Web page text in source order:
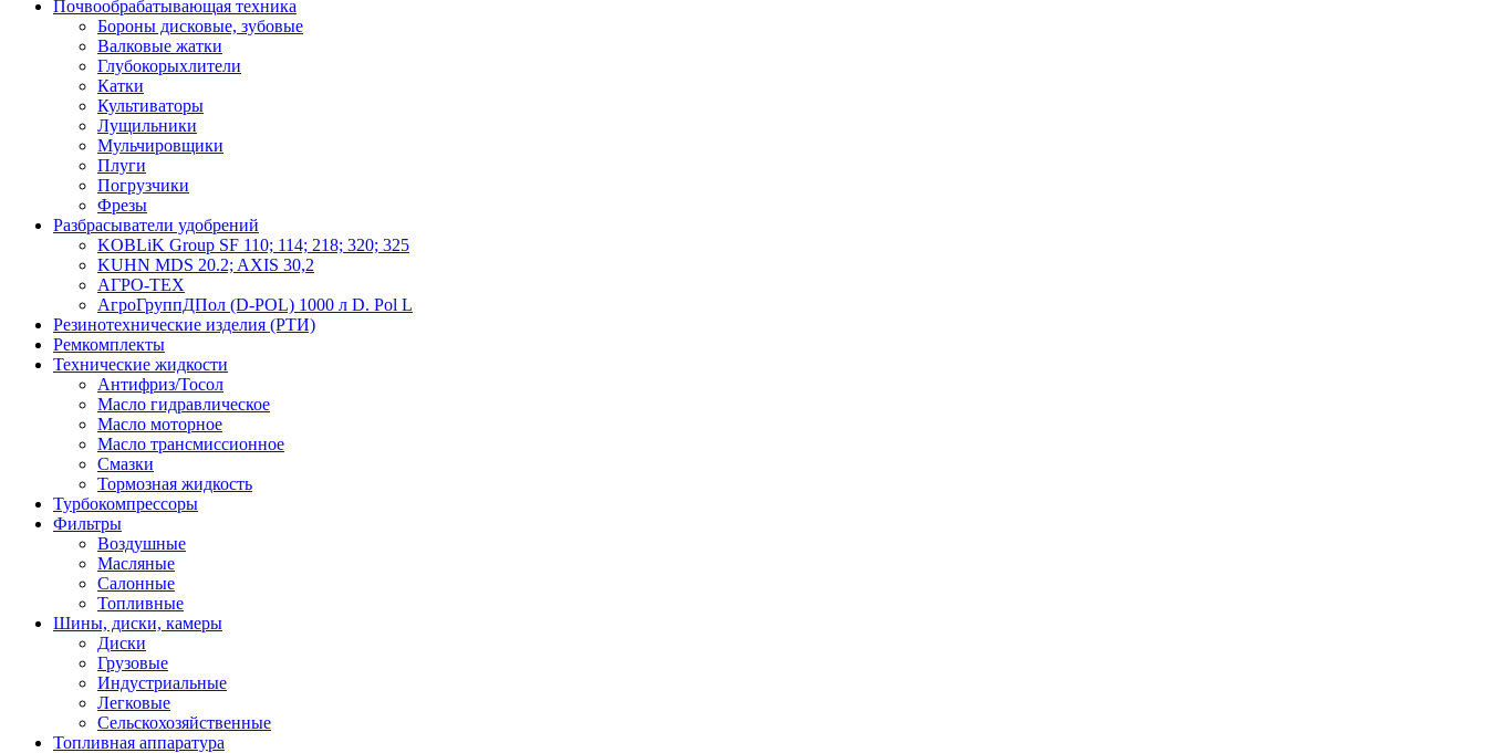
Почвообрабатывающая техника
Бороны дисковые, зубовые
Валковые жатки
Глубокорыхлители
Катки
Культиваторы
Лущильники
Мульчировщики
Плуги
Погрузчики
Фрезы
Разбрасыватели удобрений
KOBLiK Group SF 110; 114; 218; 320; 325
KUHN MDS 20.2; AXIS 30,2
АГРО-ТЕХ
АгроГруппДПол (D-POL) 1000 л D. Pol L
Резинотехнические изделия (РТИ)
Ремкомплекты
Технические жидкости
Антифриз/Тосол
Масло гидравлическое
Масло моторное
Масло трансмиссионное
Смазки
Тормозная жидкость
Турбокомпрессоры
Фильтры
Воздушные
Масляные
Салонные
Топливные
Шины, диски, камеры
Диски
Грузовые
Индустриальные
Легковые
Сельскохозяйственные
Топливная аппаратура